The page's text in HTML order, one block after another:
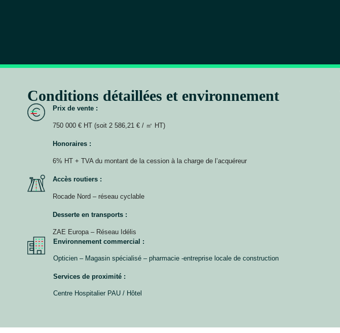
Conditions détaillées et environnement
Prix de vente :
750 000 € HT (soit 2 586,21 € / ㎡ HT)
Honoraires :
6% HT + TVA du montant de la cession à la charge de l’acquéreur
Accès routiers :
Rocade Nord – réseau cyclable
Desserte en transports :
ZAE Europa – Réseau Idélis
Environnement commercial :
Opticien – Magasin spécialisé – pharmacie -entreprise locale de construction
Services de proximité :
Centre Hospitalier PAU / Hôtel